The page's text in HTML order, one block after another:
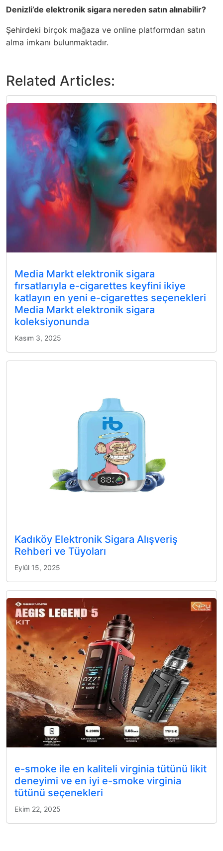
Denizli’de elektronik sigara nereden satın alınabilir?
Şehirdeki birçok mağaza ve online platformdan satın
alma imkanı bulunmaktadır.
Related Articles:
Media Markt elektronik sigara
fırsatlarıyla e-cigarettes keyfini ikiye
katlayın en yeni e-cigarettes seçenekleri
Media Markt elektronik sigara
koleksiyonunda
Kasım 3, 2025
Kadıköy Elektronik Sigara Alışveriş
Rehberi ve Tüyoları
Eylül 15, 2025
e-smoke ile en kaliteli virginia tütünü likit
deneyimi ve en iyi e-smoke virginia
tütünü seçenekleri
Ekim 22, 2025